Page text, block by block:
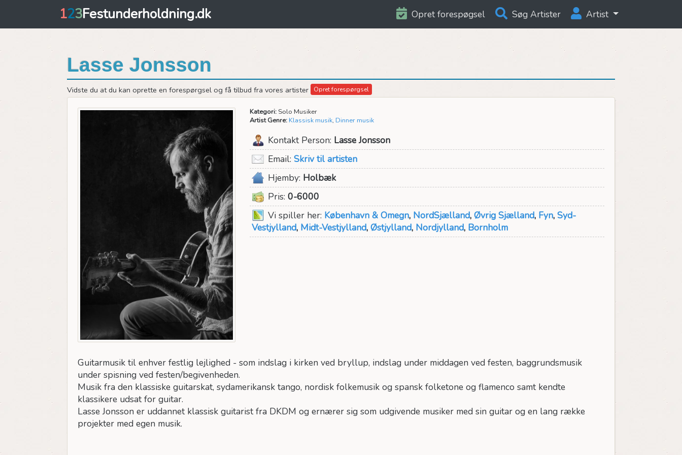
123Festunderholdning.dk Opret forespøgsel Søg Artister Artist
Lasse Jonsson
Vidste du at du kan oprette en forespørgsel og få tilbud fra vores artister Opret forespørgsel
Kategori: Solo Musiker
Artist Genre: Klassisk musik, Dinner musik
Kontakt Person: Lasse Jonsson
Email:Skriv til artisten
Hjemby: Holbæk
Pris:0-6000
Vi spiller her: København & Omegn, NordSjælland,Øvrig Sjælland, Fyn,Syd-
Vestjylland, Midt-Vestjylland,Østjylland, Nordjylland, Bornholm
Guitarmusik til enhver festlig lejlighed - som indslag i kirken ved bryllup, indslag under middagen ved festen, baggrundsmusik
under spisning ved festen/begivenheden.
Musik fra den klassiske guitarskat, sydamerikansk tango, nordisk folkemusik og spansk folketone og flamenco samt kendte
klassikere udsat for guitar.
Lasse Jonsson er uddannet klassisk guitarist fra DKDM og ernærer sig som udgivende musiker med sin guitar og en lang række
projekter med egen musik.